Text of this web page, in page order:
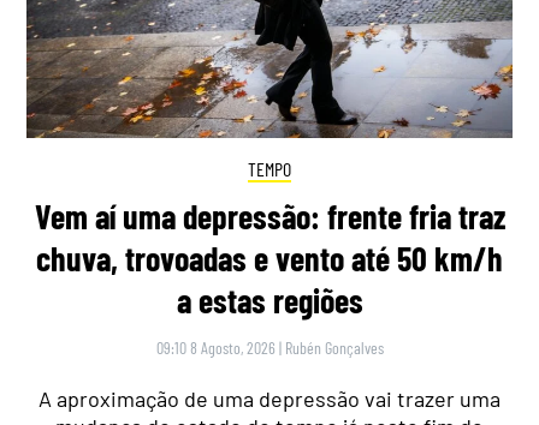
TEMPO
Vem aí uma depressão: frente fria traz
chuva, trovoadas e vento até 50 km/h
a estas regiões
09:10 8 Agosto, 2026 | Rubén Gonçalves
A aproximação de uma depressão vai trazer uma